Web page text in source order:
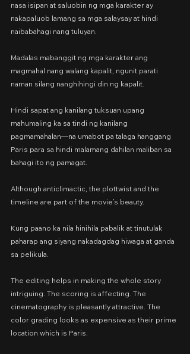
nasa isipan at saluobin ng mga karakter ay
nakapaluob lamang sa mga salaysay at hindi
naibabahagi nang tuluyan.
Madalas mabanggit ng mga karakter ang
magmahal nang walang kapalit, ngunit parati
naman silang nanghihingi din ng kapalit.
Hindi sapat ang kanilang tuksuan upang
mahumaling ka sa tindi ng kanilang
pagmamahalan—na umabot pa talaga hanggang
Paris para sa hindi malamang dahilan maliban sa
bahagi ito ng pamagat.
Although anticlimactic, the plottwist and the
timeline are part of the movie’s beauty.
Kung paano ka nila hinihila pabalik at tinutulak
paharap ang siyang nakadagdag hiwaga at ganda
sa pelikula.
The editing helps in making the whole story
intriguing. The scoring is affecting. The
cinematography is pleasantly attractive. The
color grading looks as expensive as their prime
location which is Paris.